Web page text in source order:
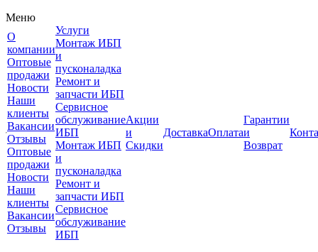
Меню
О
компании
Оптовые
продажи
Новости
Наши
клиенты
Вакансии
Отзывы
Оптовые
продажи
Новости
Наши
клиенты
Вакансии
Отзывы
Услуги
Монтаж ИБП
и
пусконаладка
Ремонт и
запчасти ИБП
Сервисное
обслуживание
ИБП
Монтаж ИБП
и
пусконаладка
Ремонт и
запчасти ИБП
Сервисное
обслуживание
ИБП
Акции
и
Скидки
ДоставкаОплата
Гарантии
и
Возврат